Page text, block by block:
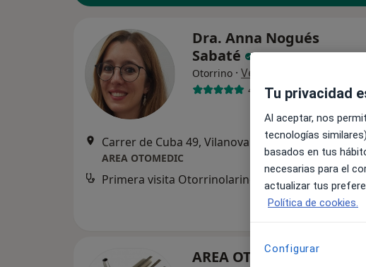
Dra. Anna Nogués
Sabaté
Otorrino · Ver más
476 opiniones
Carrer de Cuba 49, Vilanova i La Geltrú•Mapa
AREA OTOMEDIC
Primera visita Otorrinolaringología desde 80 €
AREA OTOMEDIC
Tu privacidad
Al aceptar, nos
tecnologías
basados en tus
necesarias para el
actualizar tus
Política de cookies.
Configurar